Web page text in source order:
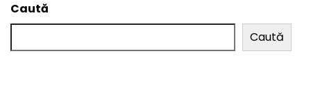
Caută
Caută